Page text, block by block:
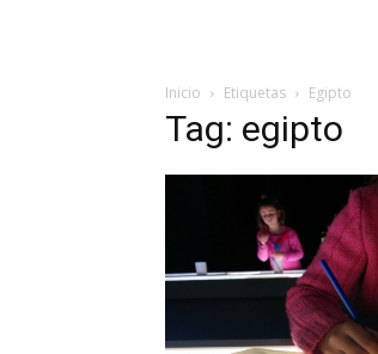
Inicio Etiquetas Egipto
Tag: egipto